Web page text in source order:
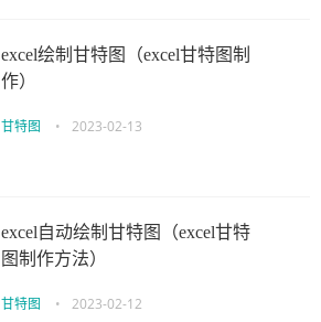
excel绘制甘特图（excel甘特图制
作）
甘特图 • 2023-02-13
excel自动绘制甘特图（excel甘特
图制作方法）
甘特图 • 2023-02-12